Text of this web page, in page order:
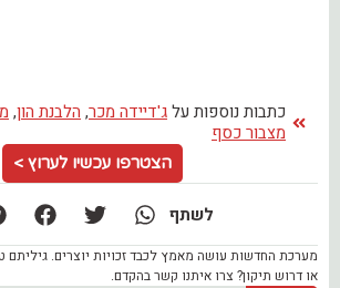
כתבות נוספות עלג'דיידה מכר, הלבנת הון,
מצבור כסף
הצטרפו עכשיו לערוץ >
לשתף
מערכת החדשות עושה מאמץ לכבד זכויות יוצרים. גיליתם
או דרוש תיקון? צרו איתנו קשר בהקדם.